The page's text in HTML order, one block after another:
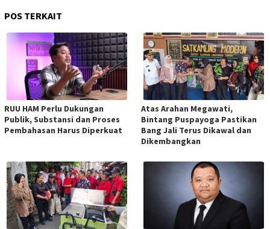
POS TERKAIT
RUU HAM Perlu Dukungan
Publik, Substansi dan Proses
Pembahasan Harus Diperkuat
Atas Arahan Megawati,
Bintang Puspayoga Pastikan
Bang Jali Terus Dikawal dan
Dikembangkan